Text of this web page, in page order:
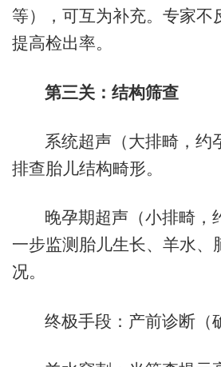
等），可互为补充。专家不
提高检出率。
第三关：结构筛查
系统超声（大排畸，约
排查胎儿结构畸形。
晚孕期超声（小排畸，
一步监测胎儿生长、羊水、
况。
终极手段：产前诊断（